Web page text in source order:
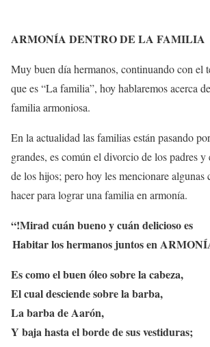
ARMONÍA DENTRO DE LA FAMILIA
Muy buen día hermanos, continuando con el
que es “La familia”, hoy hablaremos acerca
familia armoniosa.
En la actualidad las familias están pasando
grandes, es común el divorcio de los padres
de los hijos; pero hoy les mencionare algunas
hacer para lograr una familia en armonía.
“!Mirad cuán bueno y cuán delicioso es
Habitar los hermanos juntos en
Es como el buen óleo sobre la cabeza,
El cual desciende sobre la barba,
La barba de Aarón,
Y baja hasta el borde de sus vestiduras;